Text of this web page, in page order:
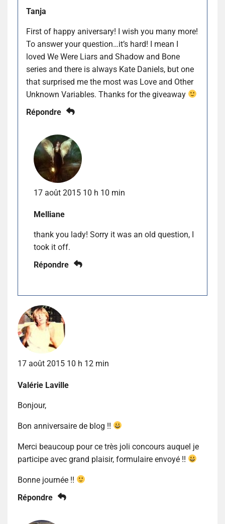
Tanja
First of happy aniversary! I wish you many more!
To answer your question…it’s hard! I mean I
loved We Were Liars and Shadow and Bone
series and there is always Kate Daniels, but one
that surprised me the most was Love and Other
Unknown Variables. Thanks for the giveaway
Répondre
17 août 2015 10 h 10 min
Melliane
thank you lady! Sorry it was an old question, I
took it off.
Répondre
17 août 2015 10 h 12 min
Valérie Laville
Bonjour,
Bon anniversaire de blog !!
Merci beaucoup pour ce très joli concours auquel je
participe avec grand plaisir, formulaire envoyé !!
Bonne journée !!
Répondre